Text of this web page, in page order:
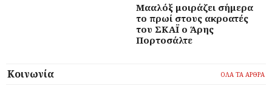
Μααλόξ μοιράζει σήμερα
το πρωί στους ακροατές
του ΣΚΑΪ ο Άρης
Πορτοσάλτε
Κοινωνία ΟΛΑ ΤΑ ΑΡΘΡΑ